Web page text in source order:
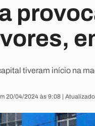
tiveram início na
20/04/2024 às 9:08 |